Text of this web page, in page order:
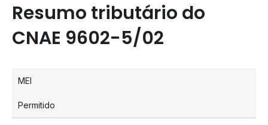
Resumo tributário do
CNAE 9602-5/02
MEI
Permitido